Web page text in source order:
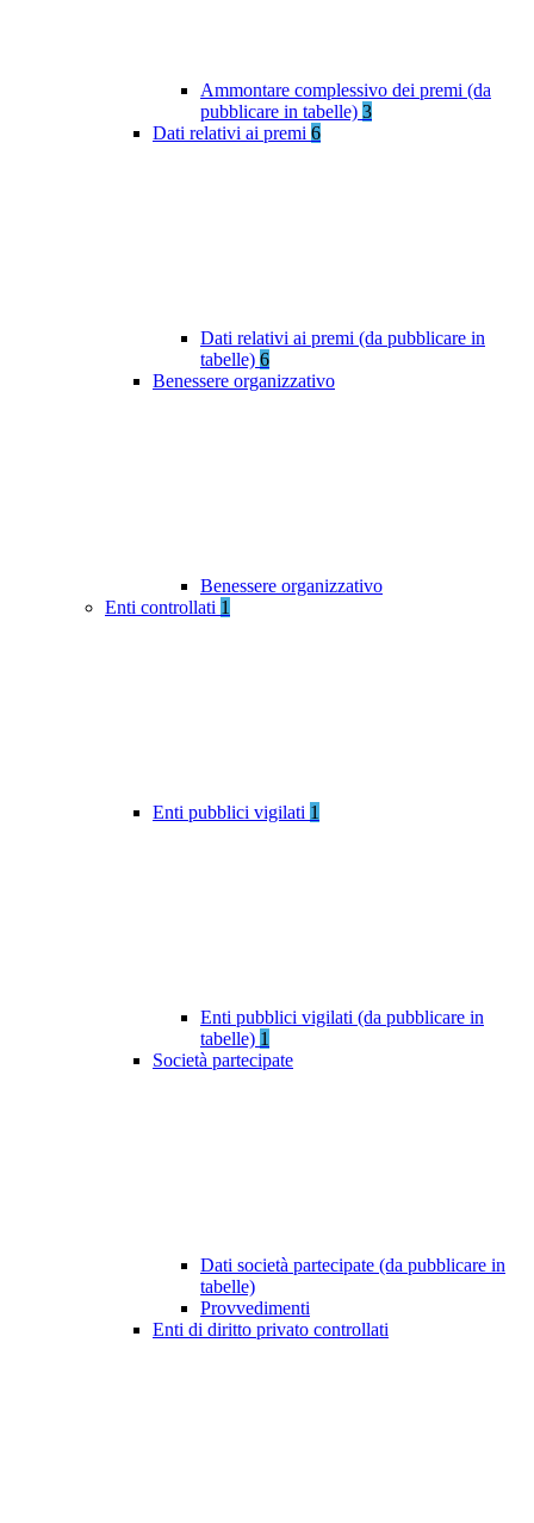
Ammontare complessivo dei premi (da
pubblicare in tabelle) 3
Dati relativi ai premi 6
Dati relativi ai premi (da pubblicare in
tabelle) 6
Benessere organizzativo
Benessere organizzativo
Enti controllati 1
Enti pubblici vigilati 1
Enti pubblici vigilati (da pubblicare in
tabelle) 1
Società partecipate
Dati società partecipate (da pubblicare in
tabelle)
Provvedimenti
Enti di diritto privato controllati